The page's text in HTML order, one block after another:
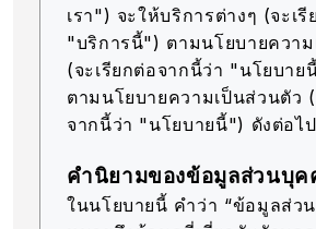
เรา") จะให้บริการต่างๆ (จะเ
"บริการนี้") ตามนโยบายความ
(จะเรียกต่อจากนี้ว่า "นโยบา
ตามนโยบายความเป็นส่วนตัว (
จากนี้ว่า "นโยบายนี้") ดังต่อไ
คำนิยามของข้อมูลส่วนบุค
ในนโยบายนี้ คำว่า “ข้อมูลส่ว